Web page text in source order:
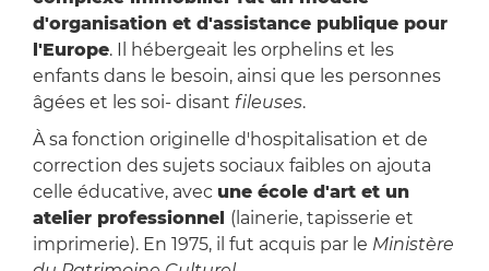
d'organisation et d'assistance publique pour
l'Europe. Il hébergeait les orphelins et les
enfants dans le besoin, ainsi que les personnes
âgées et les soi- disant fileuses.
À sa fonction originelle d'hospitalisation et de
correction des sujets sociaux faibles on ajouta
celle éducative, avec une école d'art et un
atelier professionnel (lainerie, tapisserie et
imprimerie). En 1975, il fut acquis par le Ministère